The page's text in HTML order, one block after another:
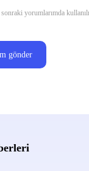
yorumlarımda